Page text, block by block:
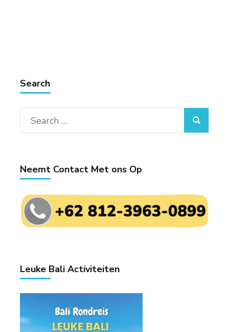
Search
Search
for:
Neemt Contact Met ons Op
Leuke Bali Activiteiten